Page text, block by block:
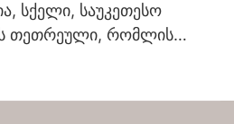
სქელი, საუკეთესო
თეთრეული, რომლის